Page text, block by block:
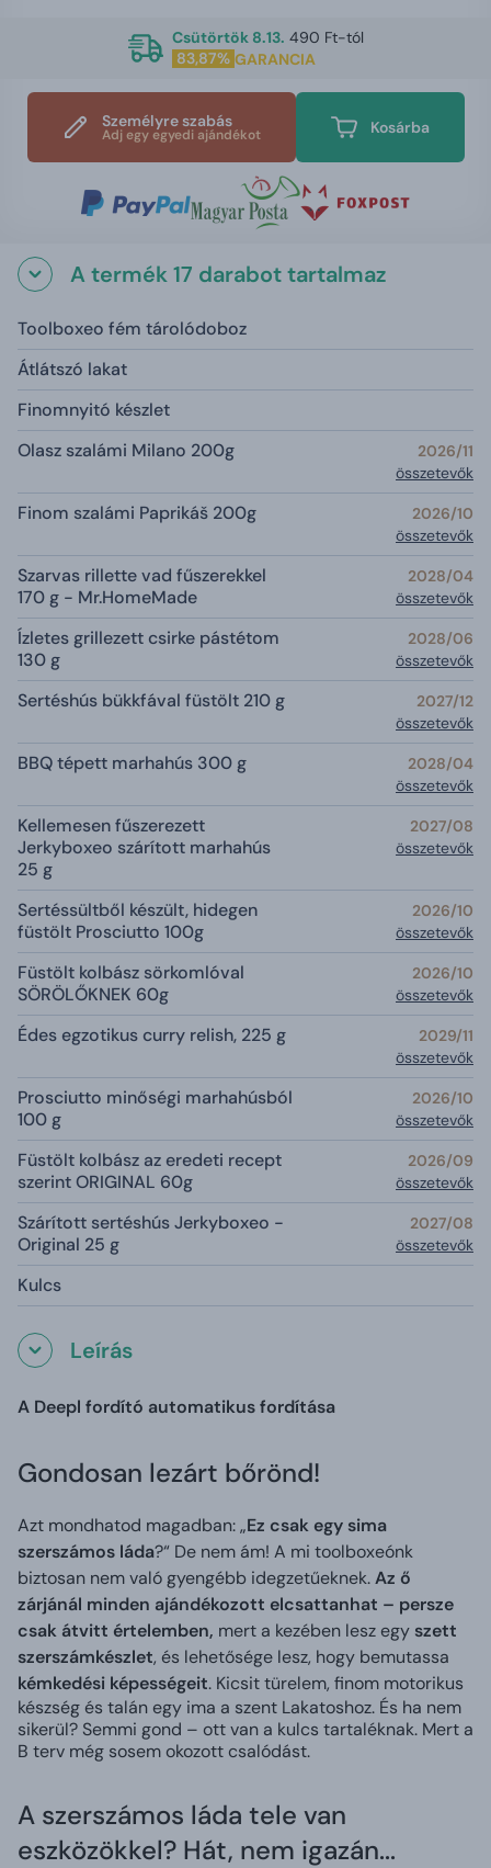
Csütörtök 8.13. 490 Ft-tól
83,87% GARANCIA
Személyre szabás
Adj egy egyedi ajándékot Kosárba
A termék 17 darabot tartalmaz
Toolboxeo fém tárolódoboz
Átlátszó lakat
Finomnyitó készlet
Olasz szalámi Milano 200g
2026/11
összetevők
Finom szalámi Paprikáš 200g
2026/10
összetevők
Szarvas rillette vad fűszerekkel
170 g - Mr.HomeMade
2028/04
összetevők
Ízletes grillezett csirke pástétom
130 g
2028/06
összetevők
Sertéshús bükkfával füstölt 210 g
2027/12
összetevők
BBQ tépett marhahús 300 g
2028/04
összetevők
Kellemesen fűszerezett
Jerkyboxeo szárított marhahús
25 g
2027/08
összetevők
Sertéssültből készült, hidegen
füstölt Prosciutto 100g
2026/10
összetevők
Füstölt kolbász sörkomlóval
SÖRÖLŐKNEK 60g
2026/10
összetevők
Édes egzotikus curry relish, 225 g
2029/11
összetevők
Prosciutto minőségi marhahúsból
100 g
2026/10
összetevők
Füstölt kolbász az eredeti recept
szerint ORIGINAL 60g
2026/09
összetevők
Szárított sertéshús Jerkyboxeo -
Original 25 g
2027/08
összetevők
Kulcs
Leírás
A Deepl fordító automatikus fordítása
Gondosan lezárt bőrönd!
Azt mondhatod magadban: „Ez csak egy sima
szerszámos láda?“ De nem ám! A mi toolboxeónk
biztosan nem való gyengébb idegzetűeknek.Az ő
zárjánál minden ajándékozott elcsattanhat – persze
csak átvitt értelemben, mert a kezében lesz egy szett
szerszámkészlet, és lehetősége lesz, hogy bemutassa
kémkedési képességeit. Kicsit türelem, finom motorikus
készség és talán egy ima a szent Lakatoshoz. És ha nem
sikerül? Semmi gond – ott van a kulcs tartaléknak. Mert a
B terv még sosem okozott csalódást.
A szerszámos láda tele van
eszközökkel? Hát, nem igazán...